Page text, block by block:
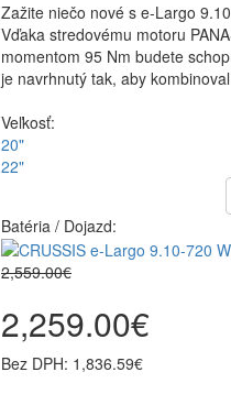
Zažite niečo nové s e-Largo
Vďaka stredovému motoru
momentom 95 Nm budete
je navrhnutý tak, aby
Veľkosť:
20"
22"
Batéria / Dojazd:
2,559.00€
2,259.00€
Bez DPH: 1,836.59€